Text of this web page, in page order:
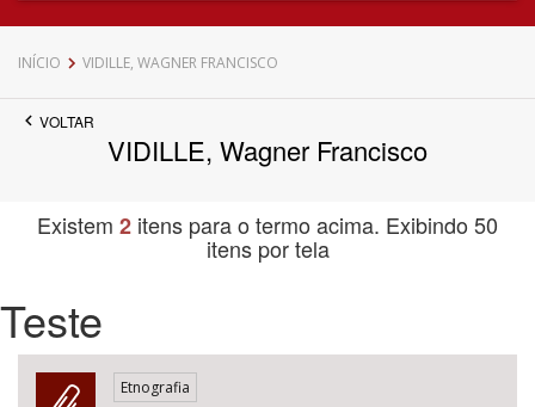
Data do Documento
INÍCIO VIDILLE, WAGNER FRANCISCO
VOLTAR
VIDILLE, Wagner Francisco
Existem 2 itens para o termo acima. Exibindo 50
itens por tela
Teste
Etnografia